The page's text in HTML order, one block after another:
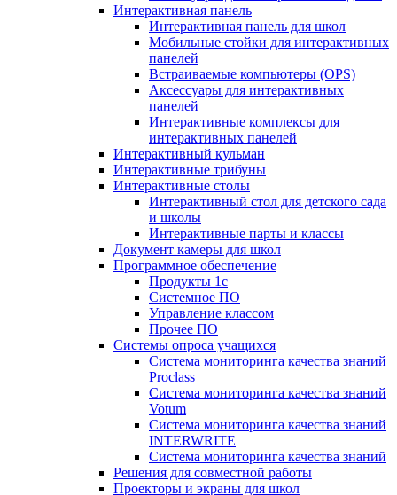
Интерактивная панель
Интерактивная панель для школ
Мобильные стойки для интерактивных
панелей
Встраиваемые компьютеры (OPS)
Аксессуары для интерактивных
панелей
Интерактивные комплексы для
интерактивных панелей
Интерактивный кульман
Интерактивные трибуны
Интерактивные столы
Интерактивный стол для детского сада
и школы
Интерактивные парты и классы
Документ камеры для школ
Программное обеспечение
Продукты 1с
Системное ПО
Управление классом
Прочее ПО
Системы опроса учащихся
Система мониторинга качества знаний
Proclass
Система мониторинга качества знаний
Votum
Система мониторинга качества знаний
INTERWRITE
Система мониторинга качества знаний
Решения для совместной работы
Проекторы и экраны для школ